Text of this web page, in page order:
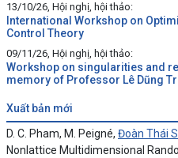
13/10/26, Hội nghị, hội thảo:
International Workshop on
Control Theory
09/11/26, Hội nghị, hội thảo:
Workshop on singularities and
memory of Professor Lê Dũng
xuất bản mới
D. C. Pham, M. Peigné, Đoàn Thái
Nonlattice Multidimensional